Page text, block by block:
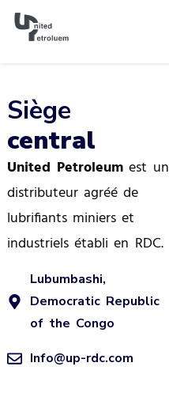
Siège
central
United Petroleum est un
distributeur agréé de
lubrifiants miniers et
industriels établi en RDC.
Lubumbashi,
Democratic Republic
of the Congo
Info@up-rdc.com